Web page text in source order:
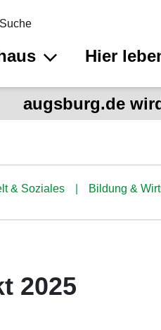
Suche
Hier
augsburg.de
& Soziales Bildung &
2025